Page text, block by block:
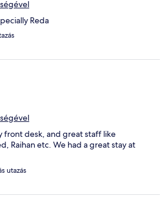
Reda
front desk, and great staff like
Raihan etc. We had a great stay at
utazás